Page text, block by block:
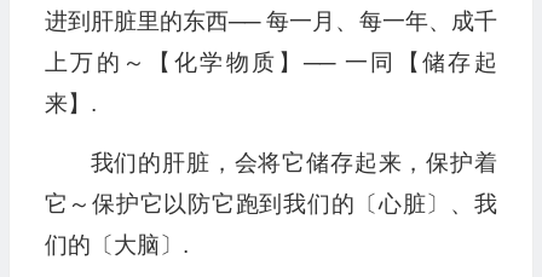
进到肝脏里的东西── 每一月、每一年、成千
上万的～【化学物质】── 一同【储存起
来】.
我们的肝脏，会将它储存起来，保护着
它～保护它以防它跑到我们的〔心脏〕、我
们的〔大脑〕.